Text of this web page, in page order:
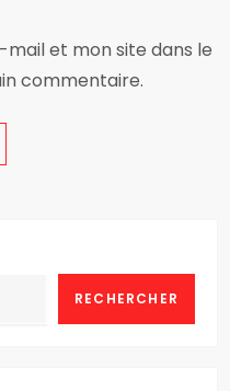
et mon site dans le
commentaire.
RECHERCHER